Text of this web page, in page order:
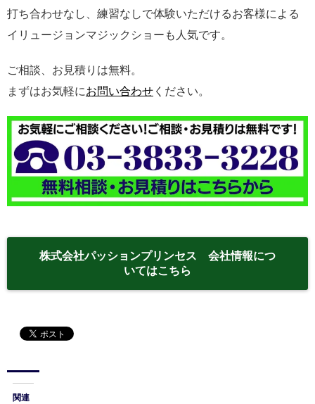
打ち合わせなし、練習なしで体験いただけるお客様による
イリュージョンマジックショーも人気です。
ご相談、お見積りは無料。
まずはお気軽にお問い合わせ ください。
株式会社パッションプリンセス 会社情報につ
いてはこちら
関連